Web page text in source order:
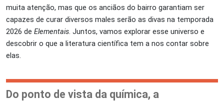
muita atenção, mas que os anciãos do bairro garantiam ser
capazes de curar diversos males serão as divas na temporada
2026 de Elementais. Juntos, vamos explorar esse universo e
descobrir o que a literatura científica tem a nos contar sobre
elas.
Do ponto de vista da química, a